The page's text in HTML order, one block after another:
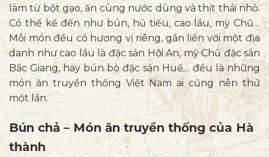
làm từ bột gạo, ăn cùng nước dùng và thịt thái nhỏ.
Có thể kể đến như bún, hủ tiếu, cao lầu, mỳ Chũ…
Mỗi món đều có hương vị riêng, gắn liền với một địa
danh như cao lầu là đặc sản Hội An, mỳ Chũđặc sản
Bắc Giang, hay bún bò đặc sản Huế… đều là những
món ăn truyền thống Việt Nam ai cũng nên thử
một lần.
Bún chả – Món ăn truyền thống của Hà
thành